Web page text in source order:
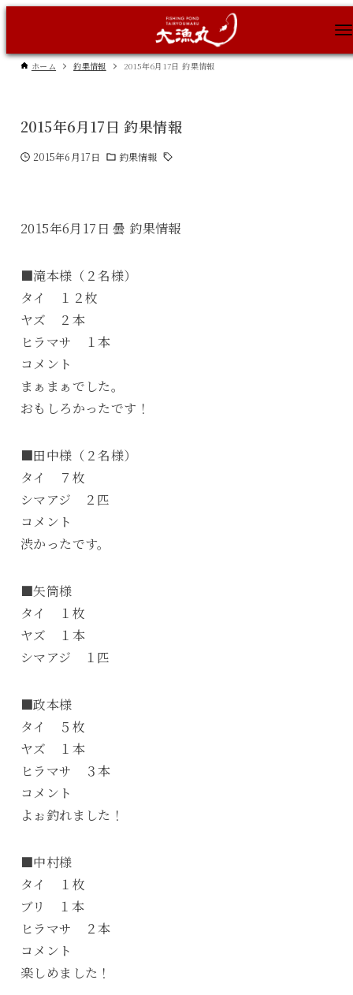
ホーム 釣果情報 2015年6月17日 釣果情報
2015年6月17日 釣果情報
2015年6月17日 釣果情報
2015年6月17日 曇 釣果情報
■滝本様（２名様）
タイ １２枚
ヤズ ２本
ヒラマサ １本
コメント
まぁまぁでした。
おもしろかったです！
■田中様（２名様）
タイ ７枚
シマアジ ２匹
コメント
渋かったです。
■矢筒様
タイ １枚
ヤズ １本
シマアジ １匹
■政本様
タイ ５枚
ヤズ １本
ヒラマサ ３本
コメント
よぉ釣れました！
■中村様
タイ １枚
ブリ １本
ヒラマサ ２本
コメント
楽しめました！